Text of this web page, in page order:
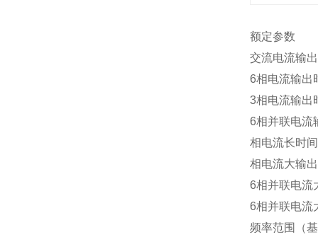
额定参数
交流电流输出
6相电流输出
3相电流输出
6相并联电流
相电流长时
相电流大输
6相并联电流
6相并联电流
频率范围（